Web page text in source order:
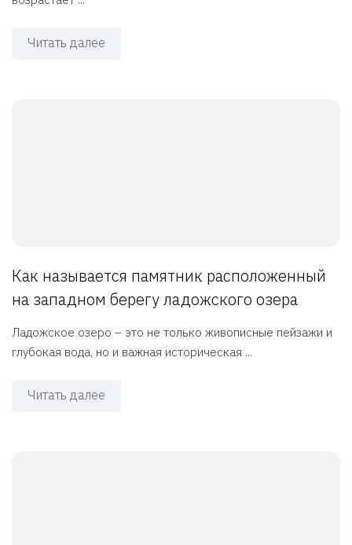
Читать далее
Как называется памятник расположенный
на западном берегу ладожского озера
Ладожское озеро – это не только живописные пейзажи и
глубокая вода, но и важная историческая ...
Читать далее